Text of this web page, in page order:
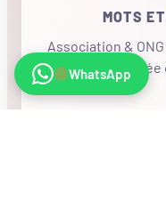
MOTS
Association &
général, mobilisée
WhatsApp